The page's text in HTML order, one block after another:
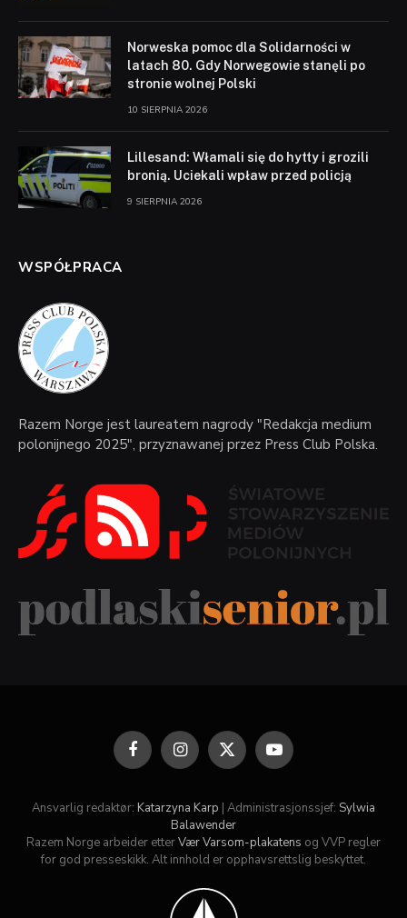
Norweska pomoc dla Solidarności w
latach 80. Gdy Norwegowie stanęli po
stronie wolnej Polski
10 SIERPNIA 2026
Lillesand: Włamali się do hytty i grozili
bronią. Uciekali wpław przed policją
9 SIERPNIA 2026
WSPÓŁPRACA
Razem Norge jest laureatem nagrody "Redakcja medium
polonijnego 2025", przyznawanej przez Press Club Polska.
FacebookInstagram
X
(Twitter)
YouTube
Ansvarlig redaktør: Katarzyna Karp | Administrasjonssjef: Sylwia
Balawender
Razem Norge arbeider etterVær Varsom-plakatens og VVP regler
for god presseskikk. Alt innhold er opphavsrettslig beskyttet.